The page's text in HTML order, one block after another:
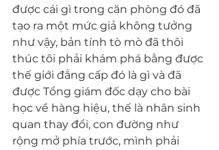
được cái gì trong căn phòng đó đã
tạo ra một mức giả không tưởng
như vậy, bản tính tò mò đã thôi
thúc tôi phải khám phá bằng được
thế giới đẳng cấp đó là gì và đã
được Tổng giám đốc dạy cho bài
học về hàng hiệu, thế là nhân sinh
quan thay đổi, con đường như
rộng mở phía trước, mình phải